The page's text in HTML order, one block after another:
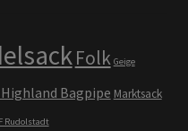
Folk Geige
Bagpipe Marktsack
Rudolstadt